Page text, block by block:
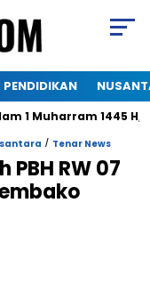
PENDIDIKAN
1445
/ Tenar News
PBH RW 07